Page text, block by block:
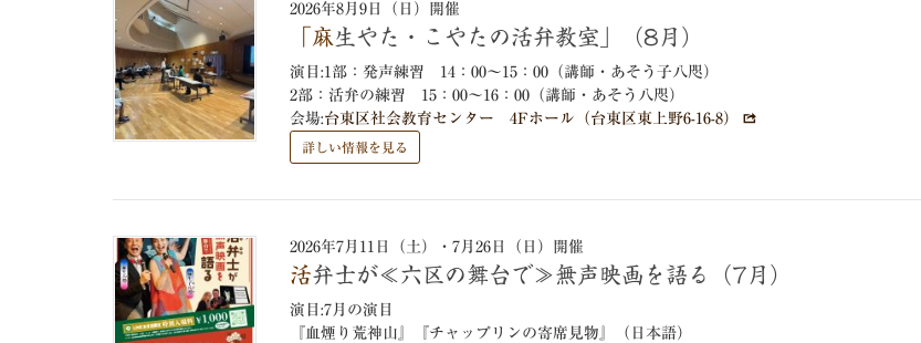
2026年8月9日（日）開催
「麻生やた・こやたの活弁教室」（8月）
演目:1部：発声練習 14：00～15：00（講師・あそう子八咫）
2部：活弁の練習 15：00～16：00（講師・あそう八咫）
会場:台東区社会教育センター 4Fホール（台東区東上野6-16-8）
詳しい情報を見る
2026年7月11日（土）・7月26日（日）開催
活弁士が≪六区の舞台で≫無声映画を語る（7月）
演目:7月の演目
『血煙り荒神山』『チャップリンの寄席見物』（日本語）